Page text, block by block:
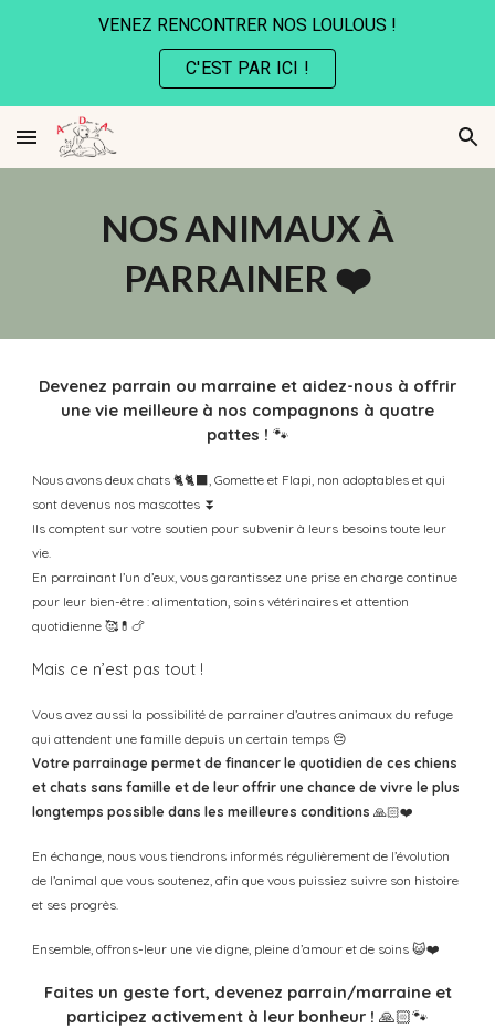
VENEZ RENCONTRER NOS LOULOUS !
C'EST PAR ICI !
NOS ANIMAUX À
PARRAINER ❤️
Devenez parrain ou marraine et aidez-nous à offrir
une vie meilleure à nos compagnons à quatre
pattes ! 🐾
Nous avons deux chats 🐈🐈‍⬛, Gomette et Flapi, non adoptables et qui
sont devenus nos mascottes ⏬
Ils comptent sur votre soutien pour subvenir à leurs besoins toute leur
vie.
En parrainant l’un d’eux, vous garantissez une prise en charge continue
pour leur bien-être : alimentation, soins vétérinaires et attention
quotidienne 🥰💊🍗
Mais ce n’est pas tout !
Vous avez aussi la possibilité de parrainer d’autres animaux du refuge
qui attendent une famille depuis un certain temps 😔
Votre parrainage permet de financer le quotidien de ces chiens
et chats sans famille et de leur offrir une chance de vivre le plus
longtemps possible dans les meilleures conditions 🙏🏻❤️
En échange, nous vous tiendrons informés régulièrement de l’évolution
de l’animal que vous soutenez, afin que vous puissiez suivre son histoire
et ses progrès.
Ensemble, offrons-leur une vie digne, pleine d’amour et de soins😺❤️
Faites un geste fort, devenez parrain/marraine et
participez activement à leur bonheur ! 🙏🏻🐾